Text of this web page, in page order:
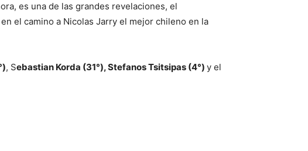
es una de las grandes revelaciones, el
el camino a Nicolas Jarry el mejor chileno en la
, Sebastian Korda (31°), Stefanos Tsitsipas (4°) y el